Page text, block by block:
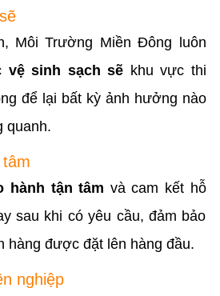
Môi Trường Miền Đông luôn
vệ sinh sạch sẽ khu vực thi
để lại bất kỳ ảnh hưởng nào
quanh.
hành tận tâm và cam kết hỗ
sau khi có yêu cầu, đảm bảo
hàng được đặt lên hàng đầu.
nghiệp